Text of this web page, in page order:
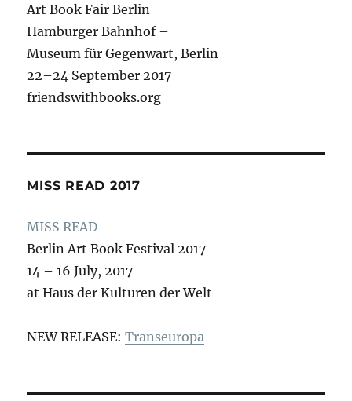
Art Book Fair Berlin
Hamburger Bahnhof –
Museum für Gegenwart, Berlin
22–24 September 2017
friendswithbooks.org
MISS READ 2017
MISS READ
Berlin Art Book Festival 2017
14 – 16 July, 2017
at Haus der Kulturen der Welt
NEW RELEASE:Transeuropa